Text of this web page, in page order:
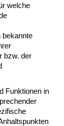
welche
bekannte
bzw. der
Funktionen in